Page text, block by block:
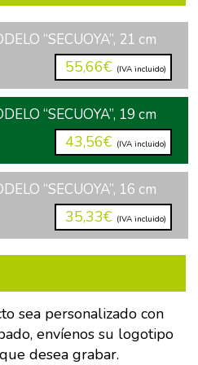
“SECUOYA”, 21 cm
55,66€ (IVA incluido)
“SECUOYA”, 19 cm
43,56€ (IVA incluido)
“SECUOYA”, 16 cm
35,33€ (IVA incluido)
sea personalizado con
envíenos su logotipo
desea grabar.